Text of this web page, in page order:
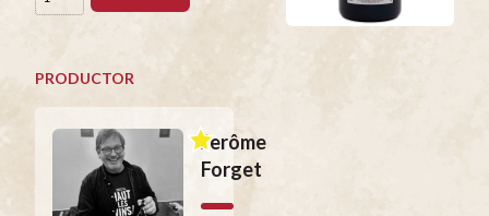
PRODUCTOR
Jerôme
Forget